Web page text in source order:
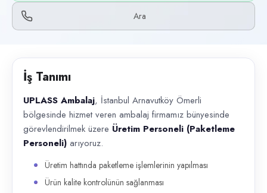
Ara
İş Tanımı
UPLASS Ambalaj, İstanbul Arnavutköy Ömerli
bölgesinde hizmet veren ambalaj firmamız bünyesinde
görevlendirilmek üzere Üretim Personeli (Paketleme
Personeli) arıyoruz.
Üretim hattında paketleme işlemlerinin yapılması
Ürün kalite kontrolünün sağlanması